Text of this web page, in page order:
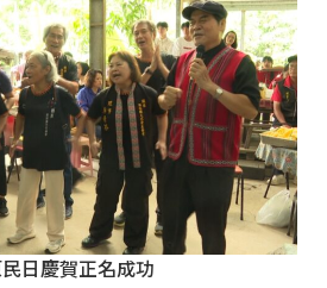
日慶賀正名成功